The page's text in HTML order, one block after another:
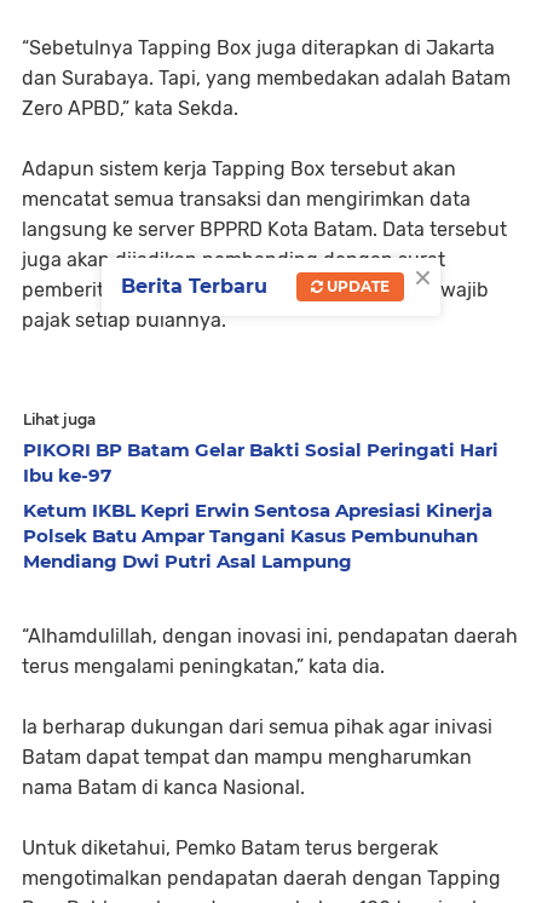
“Sebetulnya Tapping Box juga diterapkan di Jakarta
dan Surabaya. Tapi, yang membedakan adalah Batam
Zero APBD,” kata Sekda.
Adapun sistem kerja Tapping Box tersebut akan
mencatat semua transaksi dan mengirimkan data
langsung ke server BPPRD Kota Batam. Data tersebut
juga akan dijadikan pembanding dengan surat
pemberitahuan pajak daerah yang dilaporkan wajib
pajak setiap bulannya.
Lihat juga
PIKORI BP Batam Gelar Bakti Sosial Peringati Hari
Ibu ke-97
Ketum IKBL Kepri Erwin Sentosa Apresiasi Kinerja
Polsek Batu Ampar Tangani Kasus Pembunuhan
Mendiang Dwi Putri Asal Lampung
“Alhamdulillah, dengan inovasi ini, pendapatan daerah
terus mengalami peningkatan,” kata dia.
Ia berharap dukungan dari semua pihak agar inivasi
Batam dapat tempat dan mampu mengharumkan
nama Batam di kanca Nasional.
Untuk diketahui, Pemko Batam terus bergerak
mengotimalkan pendapatan daerah dengan Tapping
×
Berita Terbaru UPDATE